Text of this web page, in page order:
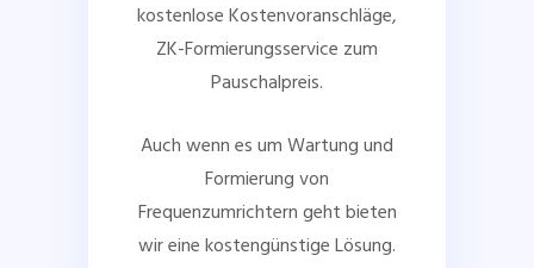
kostenlose Kostenvoranschläge,
ZK-Formierungsservice zum
Pauschalpreis.
Auch wenn es um Wartung und
Formierung von
Frequenzumrichtern geht bieten
wir eine kostengünstige Lösung.